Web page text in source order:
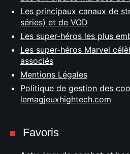
Les principaux canaux de
séries) et de VOD
Les super-héros les plus
Les super-héros Marvel
associés
Mentions Légales
Politique de gestion des
lemagjeuxhightech.com
Favoris